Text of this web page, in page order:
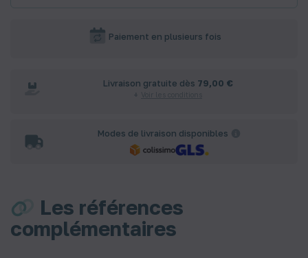
Paiement en plusieurs fois
Livraison gratuite dès 79,00 €
Modes de livraison disponibles
Les références
complémentaires